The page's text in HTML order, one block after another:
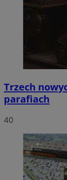
Trzech
parafiach
40